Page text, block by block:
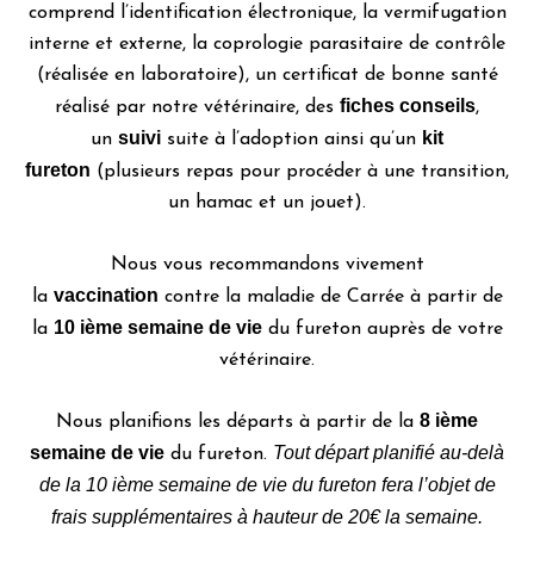
comprend l’identification électronique, la vermifugation
interne et externe, la coprologie parasitaire de contrôle
(réalisée en laboratoire), un certificat de bonne santé
réalisé par notre vétérinaire, des fiches conseils,
un suivi suite à l’adoption ainsi qu’un kit
fureton (plusieurs repas pour procéder à une transition,
un hamac et un jouet).
Nous vous recommandons vivement
la vaccination contre la maladie de Carrée à partir de
la 10 ième semaine de vie du fureton auprès de votre
vétérinaire.
Nous planifions les départs à partir de la 8 ième
semaine de vie du fureton. Tout départ planifié au-delà
de la 10 ième semaine de vie du fureton fera l’objet de
frais supplémentaires à hauteur de 20€ la semaine.